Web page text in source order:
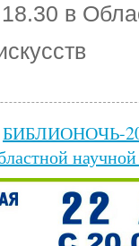
в
БИБЛИОНОЧЬ-